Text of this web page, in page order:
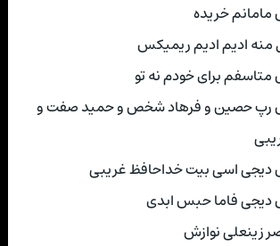
مامانم خریده
منه ادیم ادیم ریمیکس
برای خودم نه تو
رپ حصین و فرهاد شخص و حمید صفت و
دیجی اسی بیت خداحافظ غریبی
دیجی فاما حبس ابدی
زینعلی نوازش